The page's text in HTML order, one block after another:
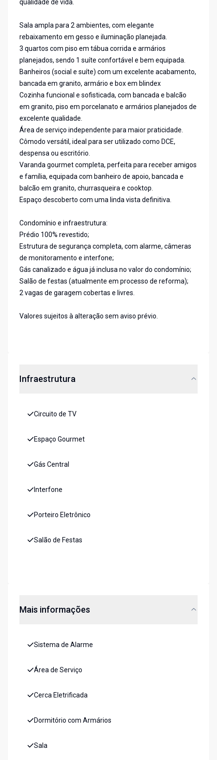
qualidade de vida.
Sala ampla para 2 ambientes, com elegante
rebaixamento em gesso e iluminação planejada.
3 quartos com piso em tábua corrida e armários
planejados, sendo 1 suíte confortável e bem equipada.
Banheiros (social e suíte) com um excelente acabamento,
bancada em granito, armário e box em blindex
Cozinha funcional e sofisticada, com bancada e balcão
em granito, piso em porcelanato e armários planejados de
excelente qualidade.
Área de serviço independente para maior praticidade.
Cômodo versátil, ideal para ser utilizado como DCE,
despensa ou escritório.
Varanda gourmet completa, perfeita para receber amigos
e família, equipada com banheiro de apoio, bancada e
balcão em granito, churrasqueira e cooktop.
Espaço descoberto com uma linda vista definitiva.
Condomínio e infraestrutura:
Prédio 100% revestido;
Estrutura de segurança completa, com alarme, câmeras
de monitoramento e interfone;
Gás canalizado e água já inclusa no valor do condomínio;
Salão de festas (atualmente em processo de reforma);
2 vagas de garagem cobertas e livres.
Valores sujeitos à alteração sem aviso prévio.
Infraestrutura
Circuito de TV
Espaço Gourmet
Gás Central
Interfone
Porteiro Eletrônico
Salão de Festas
Mais informações
Sistema de Alarme
Área de Serviço
Cerca Eletrificada
Dormitório com Armários
Sala